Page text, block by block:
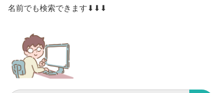
名前でも検索できます⬇⬇⬇